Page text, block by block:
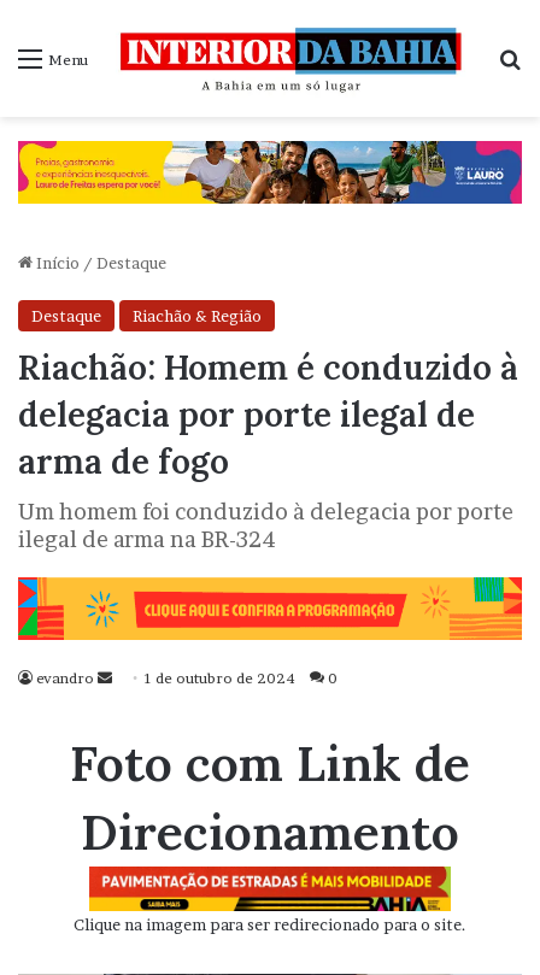
Menu
Início / Destaque
Destaque Riachão & Região
Riachão: Homem é conduzido à
delegacia por porte ilegal de
arma de fogo
Um homem foi conduzido à delegacia por porte
ilegal de arma na BR-324
evandro
Mande
mail
1 de outubro de 2024 0
Foto com Link de
Direcionamento
Clique na imagem para ser redirecionado para o site.